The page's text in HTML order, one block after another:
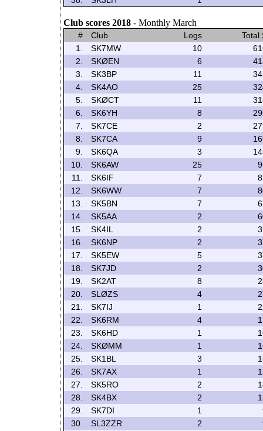
Club scores 2018 - Monthly March
# Club Logs
Total
1.
SK7MW 10
2.
SKØEN 6
3.
SK3BP 11
4.
SK4AO 25
5.
SKØCT 11
6.
SK6YH 8
7.
SK7CE 2
8.
SK7CA 9
9.
SK6QA 3
10.
SK6AW 25
11.
SK6IF 7
12.
SK6WW 7
13.
SK5BN 7
14.
SK5AA 2
15.
SK4IL 2
16.
SK6NP 2
17.
SK5EW 5
18.
SK7JD 2
19.
SK2AT 8
20.
SLØZS 4
21.
SK7IJ 1
22.
SK6RM 4
23.
SK6HD 1
24.
SKØMM 1
25.
SK1BL 3
26.
SK7AX 1
27.
SK5RO 2
28.
SK4BX 2
29.
SK7DI 1
30.
SL3ZZR 2